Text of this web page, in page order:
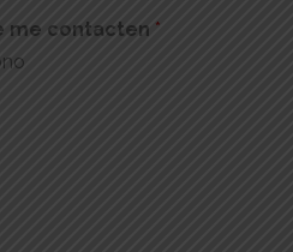
me contacten *